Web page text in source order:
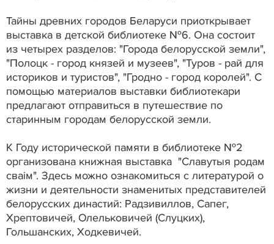
Тайны древних городов Беларуси приоткрывает
выставка в детской библиотеке №6. Она состоит
из четырех разделов: "Города белорусской земли",
"Полоцк - город князей и музеев", "Туров - рай для
историков и туристов", "Гродно - город королей". С
помощью материалов выставки библиотекари
предлагают отправиться в путешествие по
старинным городам белорусской земли.
К Году исторической памяти в библиотеке №2
организована книжная выставка "Славутыя родам
сваім". Здесь можно ознакомиться с литературой о
жизни и деятельности знаменитых представителей
белорусских династий: Радзивиллов, Сапег,
Хрептовичей, Олельковичей (Слуцких),
Гольшанских, Ходкевичей.